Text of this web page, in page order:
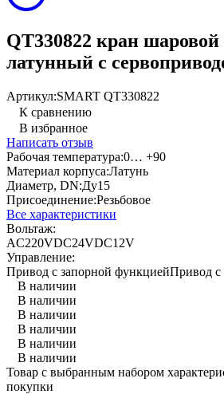
QT330822 кран
латунный с
Артикул:SMART QT330822
К сравнению
В избранное
Написать отзыв
Рабочая температура:0… +90
Материал корпуса:Латунь
Диаметр, DN:Ду15
Присоединение:Резьбовое
Все характеристики
Вольтаж:
AC220VDC24VDC12V
Управление:
Привод с запорной функциейПривод с
В наличии
В наличии
В наличии
В наличии
В наличии
В наличии
Товар с выбранным набором
покупки